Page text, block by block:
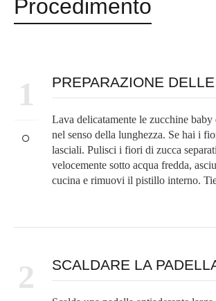
Procedimento
1 PREPARAZIONE
Lava delicatamente le zucchine baby
nel senso della lunghezza. Se hai i
lasciali. Pulisci i fiori di zucca
velocemente sotto acqua fredda,
cucina e rimuovi il pistillo interno.
2 SCALDARE LA